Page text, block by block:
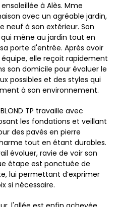
à Alès. Mme
avec un agréable jardin,
neuf à son extérieur. Son
mène au jardin tout en
porte d'entrée. Après avoir
elle reçoit rapidement
son domicile pour évaluer le
possibles et des styles qui
à son environnement.
TP travaille avec
les fondations et veillant
des pavés en pierre
tout en étant durables.
évoluer, ravie de voir son
étape est ponctuée de
lui permettant d’exprimer
si nécessaire.